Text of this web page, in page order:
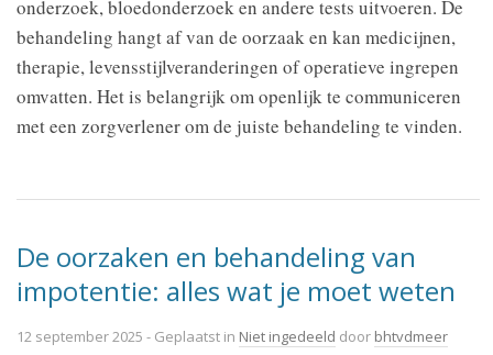
onderzoek, bloedonderzoek en andere tests uitvoeren. De
behandeling hangt af van de oorzaak en kan medicijnen,
therapie, levensstijlveranderingen of operatieve ingrepen
omvatten. Het is belangrijk om openlijk te communiceren
met een zorgverlener om de juiste behandeling te vinden.
De oorzaken en behandeling van
impotentie: alles wat je moet weten
12 september 2025 - Geplaatst in Niet ingedeeld door bhtvdmeer